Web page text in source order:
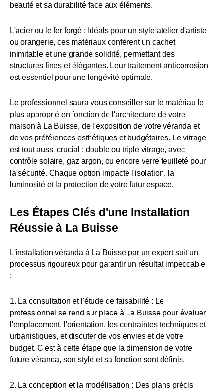
beauté et sa durabilité face aux éléments.
L'acier ou le fer forgé : Idéals pour un style atelier d'artiste
ou orangerie, ces matériaux confèrent un cachet
inimitable et une grande solidité, permettant des
structures fines et élégantes. Leur traitement anticorrosion
est essentiel pour une longévité optimale.
Le professionnel saura vous conseiller sur le matériau le
plus approprié en fonction de l'architecture de votre
maison à La Buisse, de l'exposition de votre véranda et
de vos préférences esthétiques et budgétaires. Le vitrage
est tout aussi crucial : double ou triple vitrage, avec
contrôle solaire, gaz argon, ou encore verre feuilleté pour
la sécurité. Chaque option impacte l'isolation, la
luminosité et la protection de votre futur espace.
Les Étapes Clés d'une Installation
Réussie à La Buisse
L'installation véranda à La Buisse par un expert suit un
processus rigoureux pour garantir un résultat impeccable
:
1. La consultation et l'étude de faisabilité : Le
professionnel se rend sur place à La Buisse pour évaluer
l'emplacement, l'orientation, les contraintes techniques et
urbanistiques, et discuter de vos envies et de votre
budget. C'est à cette étape que la dimension de votre
future véranda, son style et sa fonction sont définis.
2. La conception et la modélisation : Des plans précis